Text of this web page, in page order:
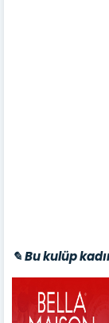
✎ Bu kulüp